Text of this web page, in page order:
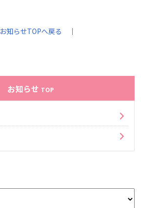
お知らせTOPへ戻る ｜
お知らせ TOP